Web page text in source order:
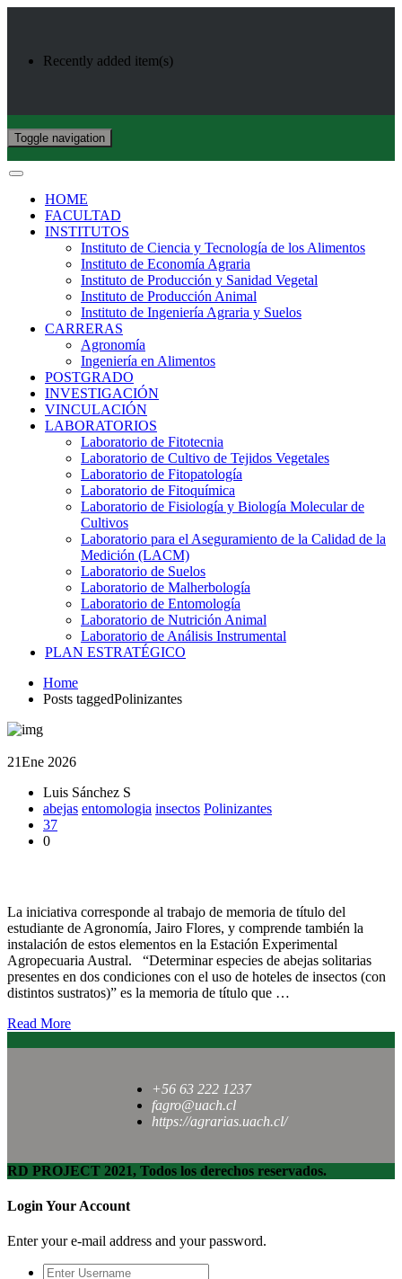
Recently added item(s)
Toggle navigation
HOME
FACULTAD
INSTITUTOS
Instituto de Ciencia y Tecnología de los Alimentos
Instituto de Economía Agraria
Instituto de Producción y Sanidad Vegetal
Instituto de Producción Animal
Instituto de Ingeniería Agraria y Suelos
CARRERAS
Agronomía
Ingeniería en Alimentos
POSTGRADO
INVESTIGACIÓN
VINCULACIÓN
LABORATORIOS
Laboratorio de Fitotecnia
Laboratorio de Cultivo de Tejidos Vegetales
Laboratorio de Fitopatología
Laboratorio de Fitoquímica
Laboratorio de Fisiología y Biología Molecular de
Cultivos
Laboratorio para el Aseguramiento de la Calidad de la
Medición (LACM)
Laboratorio de Suelos
Laboratorio de Malherbología
Laboratorio de Entomología
Laboratorio de Nutrición Animal
Laboratorio de Análisis Instrumental
PLAN ESTRATÉGICO
Home
Posts taggedPolinizantes
21Ene 2026
Luis Sánchez S
abejas entomologia insectos Polinizantes
37
0
La iniciativa corresponde al trabajo de memoria de título del
estudiante de Agronomía, Jairo Flores, y comprende también la
instalación de estos elementos en la Estación Experimental
Agropecuaria Austral. “Determinar especies de abejas solitarias
presentes en dos condiciones con el uso de hoteles de insectos (con
distintos sustratos)” es la memoria de título que …
Read More
+56 63 222 1237
fagro@uach.cl
https://agrarias.uach.cl/
RD PROJECT 2021, Todos los derechos reservados.
Login Your Account
Enter your e-mail address and your password.